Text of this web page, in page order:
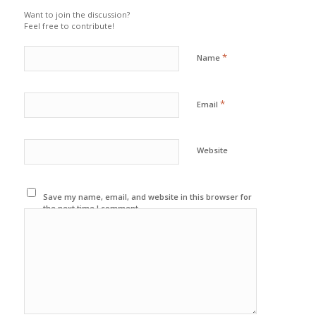
Want to join the discussion?
Feel free to contribute!
Name *
Email *
Website
Save my name, email, and website in this browser for
the next time I comment.